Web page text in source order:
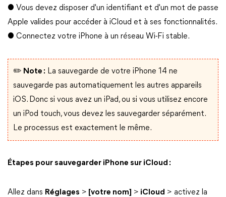
● Vous devez disposer d'un identifiant et d'un mot de passe
Apple valides pour accéder à iCloud et à ses fonctionnalités.
● Connectez votre iPhone à un réseau Wi-Fi stable.
✏️ Note : La sauvegarde de votre iPhone 14 ne
sauvegarde pas automatiquement les autres appareils
iOS. Donc si vous avez un iPad, ou si vous utilisez encore
un iPod touch, vous devez les sauvegarder séparément.
Le processus est exactement le même.
Étapes pour sauvegarder iPhone sur iCloud :
Allez dans Réglages > [votre nom] > iCloud > activez la